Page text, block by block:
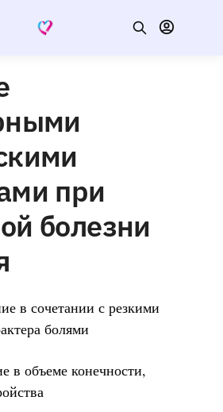
при
болезни
в сочетании с резкими
болями
в объеме конечности,